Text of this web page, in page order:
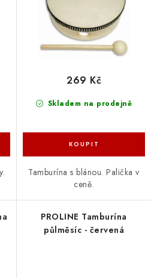
ÚDAJŮ
Skladem na prodejně
269 Kč
Tamburína s blánou. Palička v
ceně.
PROLINE Tamburína
půlměsíc - červená